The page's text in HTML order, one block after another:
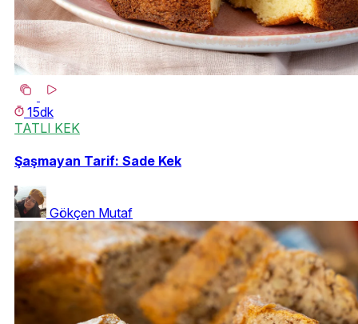
15dk
TATLI KEK
Şaşmayan Tarif: Sade Kek
Gökçen Mutaf